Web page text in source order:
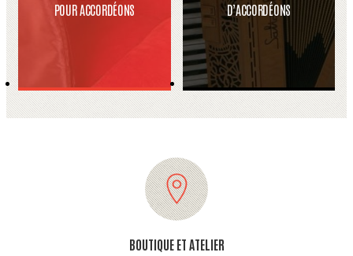
POUR ACCORDÉONS D’ACCORDÉONS
BOUTIQUE ET ATELIER